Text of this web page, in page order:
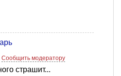
Сообщить модератору
страшит...